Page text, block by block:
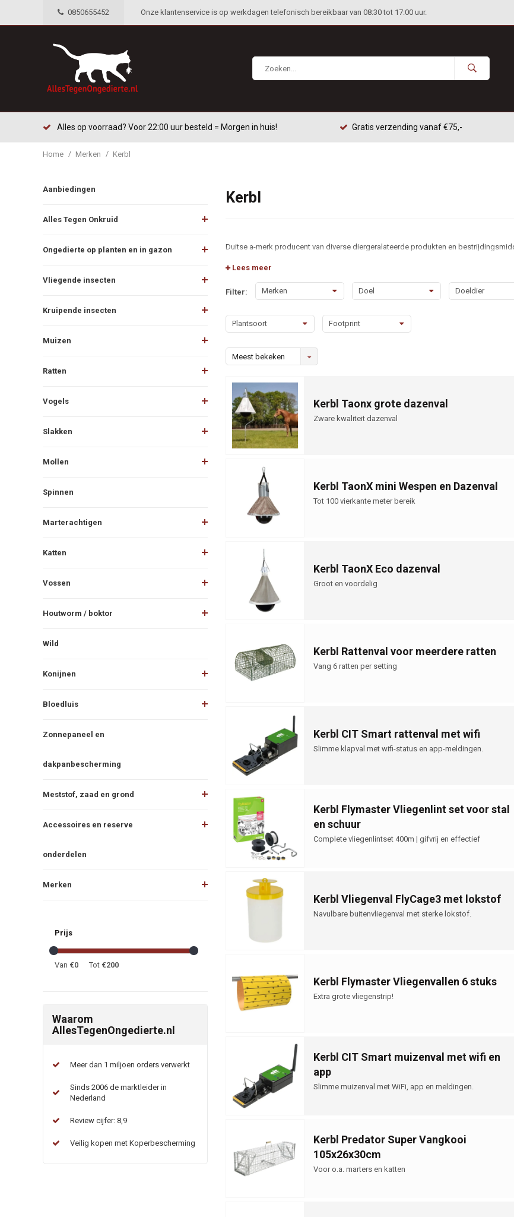
0850655452 Onze klantenservice is op werkdagen telefonisch bereikbaar van 08:30 tot 17:00 uur.
Alles op voorraad? Voor 22:00 uur besteld = Morgen in huis! Gratis verzending vanaf €75,-
Home / Merken / Kerbl
Aanbiedingen
Alles Tegen Onkruid
Ongedierte op planten en in gazon
Vliegende insecten
Kruipende insecten
Muizen
Ratten
Vogels
Slakken
Mollen
Spinnen
Marterachtigen
Katten
Vossen
Houtworm / boktor
Wild
Konijnen
Bloedluis
Zonnepaneel en
dakpanbescherming
Meststof, zaad en grond
Accessoires en reserve
onderdelen
Merken
Prijs
Van €0 Tot €200
Waarom
AllesTegenOngedierte.nl
Meer dan 1 miljoen orders verwerkt
Sinds 2006 de marktleider in
Nederland
Review cijfer: 8,9
Veilig kopen met Koperbescherming
Kerbl
Duitse a-merk producent van diverse diergeralateerde produkten en
Lees meer
Filter: Merken Doel Doeldier
Plantsoort Footprint
Meest bekeken
Kerbl Taonx grote dazenval
Zware kwaliteit dazenval
Kerbl TaonX mini Wespen en Dazenval
Tot 100 vierkante meter bereik
Kerbl TaonX Eco dazenval
Groot en voordelig
Kerbl Rattenval voor meerdere ratten
Vang 6 ratten per setting
Kerbl CIT Smart rattenval met wifi
Slimme klapval met wifi-status en app-meldingen.
Kerbl Flymaster Vliegenlint set voor stal
en schuur
Complete vliegenlintset 400m | gifvrij en effectief
Kerbl Vliegenval FlyCage3 met lokstof
Navulbare buitenvliegenval met sterke lokstof.
Kerbl Flymaster Vliegenvallen 6 stuks
Extra grote vliegenstrip!
Kerbl CIT Smart muizenval met wifi en
app
Slimme muizenval met WiFi, app en meldingen.
Kerbl Predator Super Vangkooi
105x26x30cm
Voor o.a. marters en katten